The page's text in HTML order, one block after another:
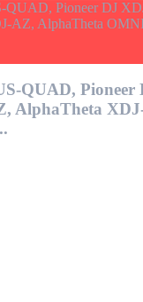
QUAD,
AlphaTheta